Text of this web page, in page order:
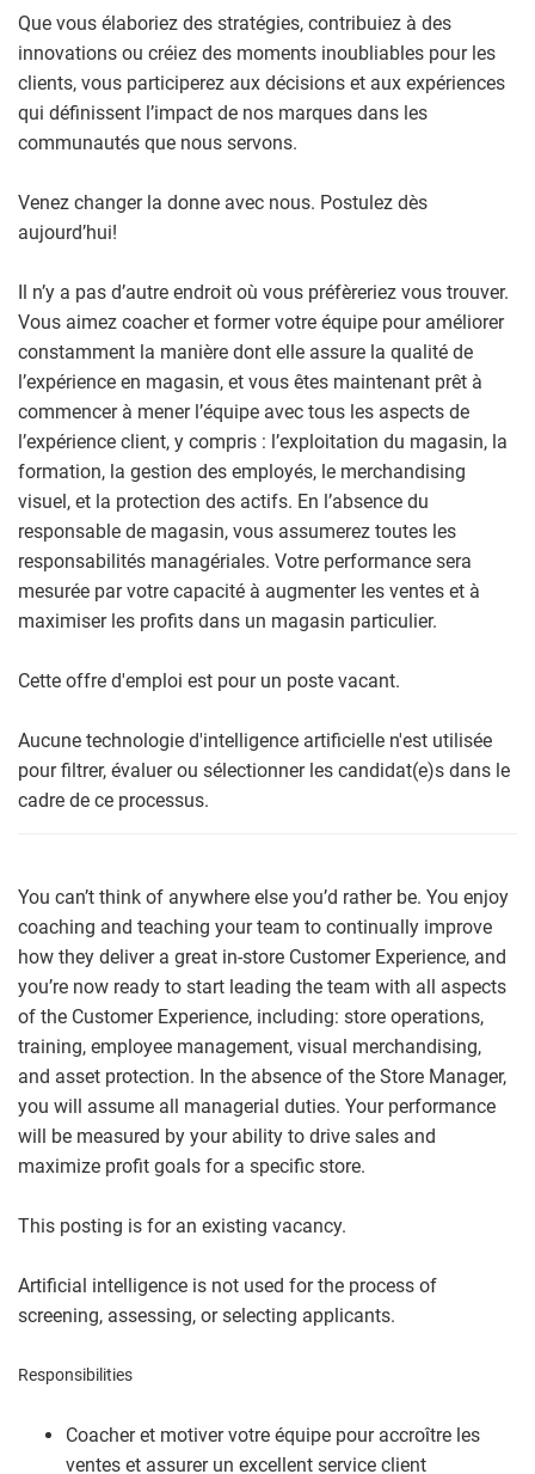
Que vous élaboriez des stratégies, contribuiez à des
innovations ou créiez des moments inoubliables pour les
clients, vous participerez aux décisions et aux expériences
qui définissent l’impact de nos marques dans les
communautés que nous servons.
Venez changer la donne avec nous. Postulez dès
aujourd’hui!
Il n’y a pas d’autre endroit où vous préfèreriez vous trouver.
Vous aimez coacher et former votre équipe pour améliorer
constamment la manière dont elle assure la qualité de
l’expérience en magasin, et vous êtes maintenant prêt à
commencer à mener l’équipe avec tous les aspects de
l’expérience client, y compris : l’exploitation du magasin, la
formation, la gestion des employés, le merchandising
visuel, et la protection des actifs. En l’absence du
responsable de magasin, vous assumerez toutes les
responsabilités managériales. Votre performance sera
mesurée par votre capacité à augmenter les ventes et à
maximiser les profits dans un magasin particulier.
Cette offre d'emploi est pour un poste vacant.
Aucune technologie d'intelligence artificielle n'est utilisée
pour filtrer, évaluer ou sélectionner les candidat(e)s dans le
cadre de ce processus.
You can’t think of anywhere else you’d rather be. You enjoy
coaching and teaching your team to continually improve
how they deliver a great in-store Customer Experience, and
you’re now ready to start leading the team with all aspects
of the Customer Experience, including: store operations,
training, employee management, visual merchandising,
and asset protection. In the absence of the Store Manager,
you will assume all managerial duties. Your performance
will be measured by your ability to drive sales and
maximize profit goals for a specific store.
This posting is for an existing vacancy.
Artificial intelligence is not used for the process of
screening, assessing, or selecting applicants.
Responsibilities
Coacher et motiver votre équipe pour accroître les
ventes et assurer un excellent service client